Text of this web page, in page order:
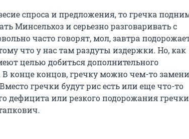
спроса и предложения, то гречка
Минсельхоз и серьезно разговаривать с
часто говорят, мол, завтра
что у нас там раздуты издержки. Но, как
целью добиться дополнительного
конце концов, гречку можно чем-то
гречки будут рис есть или еще что-то
дефицита или резкого подорожания